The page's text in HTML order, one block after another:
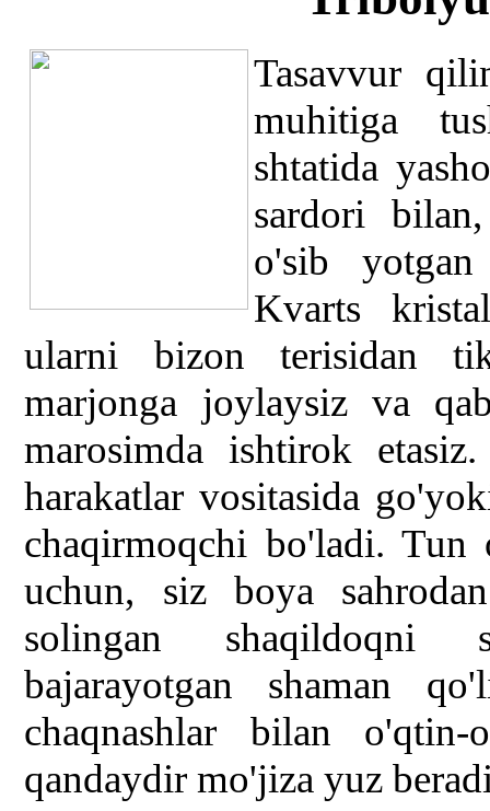
Tasavvur
muhitiga
shtatida
sardori
o'sib
Kvarts
ularni bizon terisidan
marjonga joylaysiz va
marosimda ishtirok
harakatlar vositasida
chaqirmoqchi bo'ladi.
uchun, siz boya
solingan shaqildoqni
bajarayotgan shaman
chaqnashlar bilan
qandaydir mo'jiza yuz